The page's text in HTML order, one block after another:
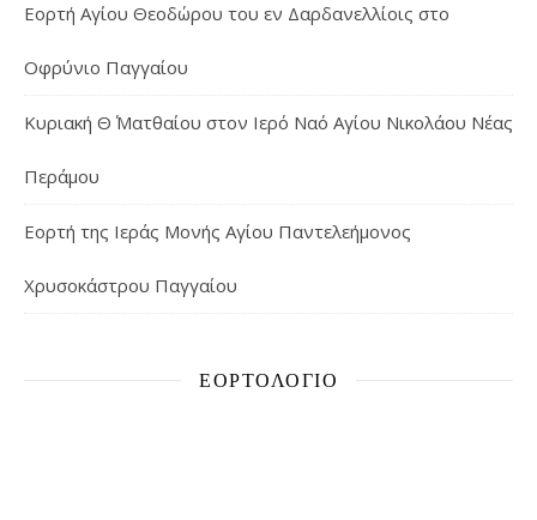
Εορτή Αγίου Θεοδώρου του εν Δαρδανελλίοις στο
Οφρύνιο Παγγαίου
Κυριακή Θ΄ Ματθαίου στον Ιερό Ναό Αγίου Νικολάου Νέας
Περάμου
Εορτή της Ιεράς Μονής Αγίου Παντελεήμονος
Χρυσοκάστρου Παγγαίου
ΕΟΡΤΟΛΌΓΙΟ